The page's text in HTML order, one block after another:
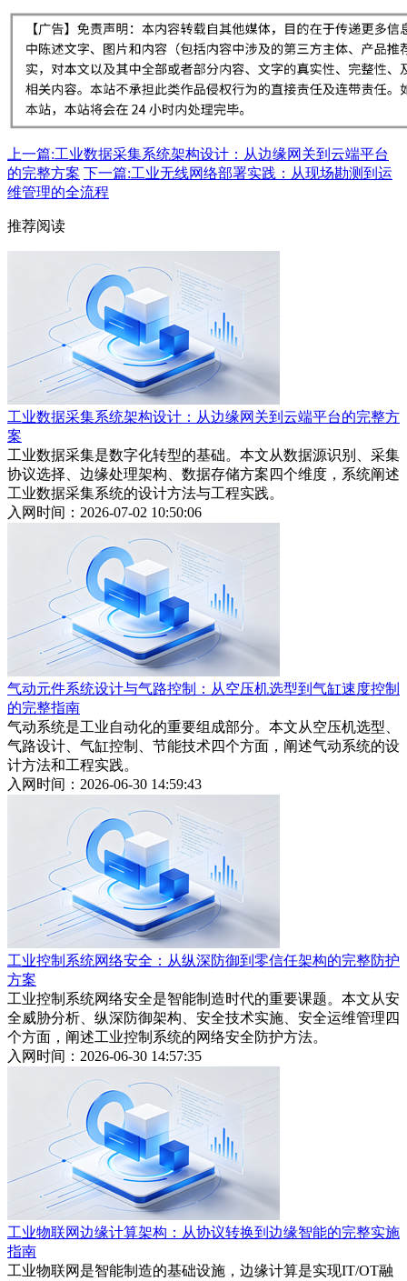
上一篇:工业数据采集系统架构设计：从边缘网关到云端平台
的完整方案 下一篇:工业无线网络部署实践：从现场勘测到运
维管理的全流程
推荐阅读
工业数据采集系统架构设计：从边缘网关到云端平台的完整方
案
工业数据采集是数字化转型的基础。本文从数据源识别、采集
协议选择、边缘处理架构、数据存储方案四个维度，系统阐述
工业数据采集系统的设计方法与工程实践。
入网时间：2026-07-02 10:50:06
气动元件系统设计与气路控制：从空压机选型到气缸速度控制
的完整指南
气动系统是工业自动化的重要组成部分。本文从空压机选型、
气路设计、气缸控制、节能技术四个方面，阐述气动系统的设
计方法和工程实践。
入网时间：2026-06-30 14:59:43
工业控制系统网络安全：从纵深防御到零信任架构的完整防护
方案
工业控制系统网络安全是智能制造时代的重要课题。本文从安
全威胁分析、纵深防御架构、安全技术实施、安全运维管理四
个方面，阐述工业控制系统的网络安全防护方法。
入网时间：2026-06-30 14:57:35
工业物联网边缘计算架构：从协议转换到边缘智能的完整实施
指南
工业物联网是智能制造的基础设施，边缘计算是实现IT/OT融